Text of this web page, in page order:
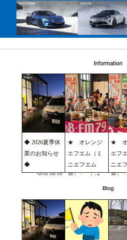
◆ 2026夏季休
業のお知らせ
◆
2026.08.05
★ オレンジ
エフエム（ミ
ニエフエム
局）㏌ いた
2026.07.22
★ オ
エフ
ニエ
局）
の ★